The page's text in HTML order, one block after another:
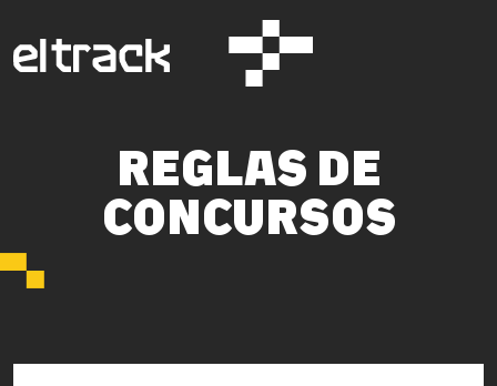
REGLAS DE
CONCURSOS